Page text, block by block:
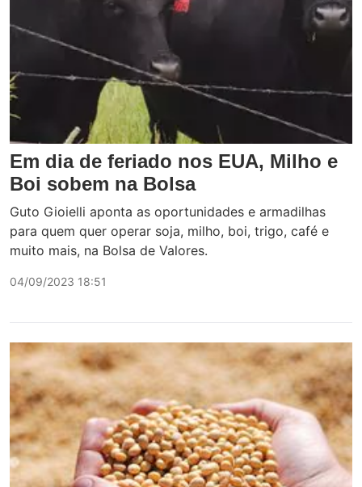
Em dia de feriado nos EUA, Milho e
Boi sobem na Bolsa
Guto Gioielli aponta as oportunidades e armadilhas
para quem quer operar soja, milho, boi, trigo, café e
muito mais, na Bolsa de Valores.
04/09/2023 18:51